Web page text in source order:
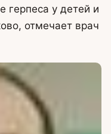
герпеса у детей и
отмечает врач